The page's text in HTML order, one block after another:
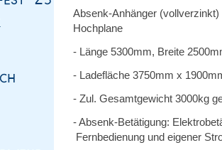
Absenk-Anhänger
Hochplane
- Länge 5300mm, Breite
- Ladefläche 3750mm x
- Zul. Gesamtgewicht 3000kg
- Absenk-Betätigung:
Fernbedienung und eigener